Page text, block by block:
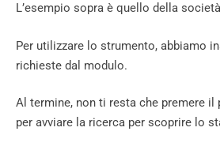
L’esempio sopra è quello della
Per utilizzare lo strumento, abbiamo
richieste dal modulo.
Al termine, non ti resta che premere il
per avviare la ricerca per scoprire lo